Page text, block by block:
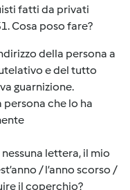
fatti da privati
Cosa poso fare?
della persona a
e del tutto
guarnizione.
che lo ha
lettera, il mio
/ l’anno scorso /
il coperchio?